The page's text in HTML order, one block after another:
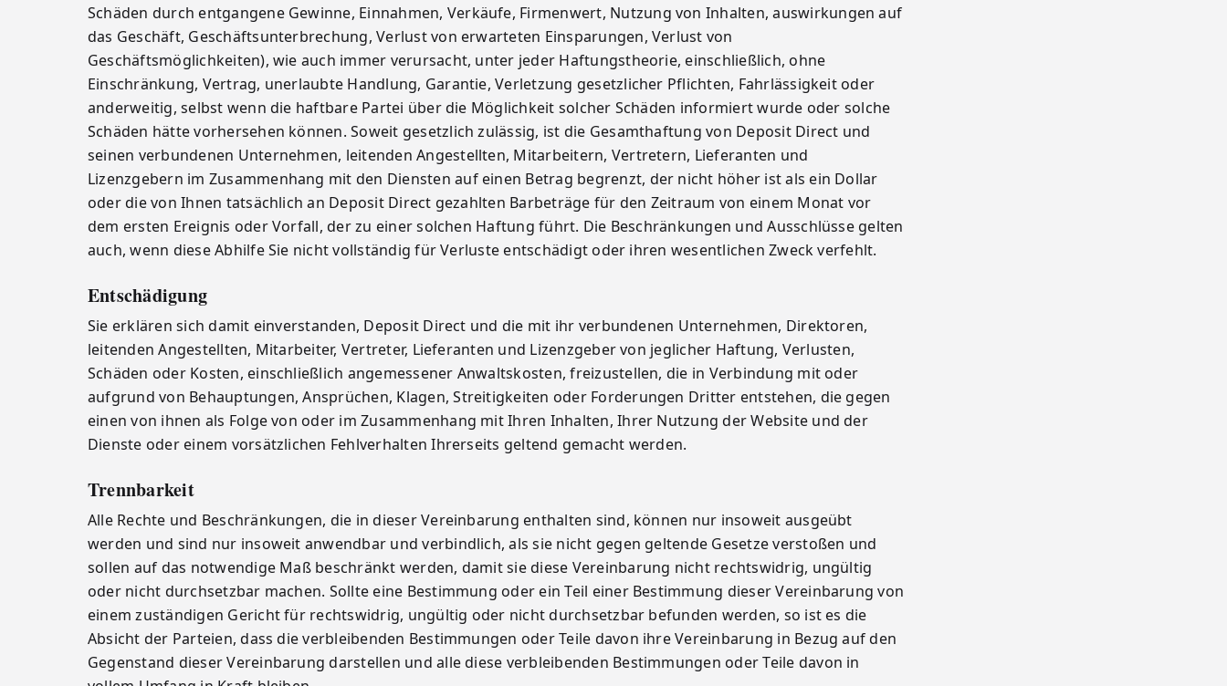
Schäden durch entgangene Gewinne, Einnahmen, Verkäufe, Firmenwert, Nutzung von Inhalten, auswirkungen auf
das Geschäft, Geschäftsunterbrechung, Verlust von erwarteten Einsparungen, Verlust von
Geschäftsmöglichkeiten), wie auch immer verursacht, unter jeder Haftungstheorie, einschließlich, ohne
Einschränkung, Vertrag, unerlaubte Handlung, Garantie, Verletzung gesetzlicher Pflichten, Fahrlässigkeit oder
anderweitig, selbst wenn die haftbare Partei über die Möglichkeit solcher Schäden informiert wurde oder solche
Schäden hätte vorhersehen können. Soweit gesetzlich zulässig, ist die Gesamthaftung von Deposit Direct und
seinen verbundenen Unternehmen, leitenden Angestellten, Mitarbeitern, Vertretern, Lieferanten und
Lizenzgebern im Zusammenhang mit den Diensten auf einen Betrag begrenzt, der nicht höher ist als ein Dollar
oder die von Ihnen tatsächlich an Deposit Direct gezahlten Barbeträge für den Zeitraum von einem Monat vor
dem ersten Ereignis oder Vorfall, der zu einer solchen Haftung führt. Die Beschränkungen und Ausschlüsse gelten
auch, wenn diese Abhilfe Sie nicht vollständig für Verluste entschädigt oder ihren wesentlichen Zweck verfehlt.
Entschädigung
Sie erklären sich damit einverstanden, Deposit Direct und die mit ihr verbundenen Unternehmen, Direktoren,
leitenden Angestellten, Mitarbeiter, Vertreter, Lieferanten und Lizenzgeber von jeglicher Haftung, Verlusten,
Schäden oder Kosten, einschließlich angemessener Anwaltskosten, freizustellen, die in Verbindung mit oder
aufgrund von Behauptungen, Ansprüchen, Klagen, Streitigkeiten oder Forderungen Dritter entstehen, die gegen
einen von ihnen als Folge von oder im Zusammenhang mit Ihren Inhalten, Ihrer Nutzung der Website und der
Dienste oder einem vorsätzlichen Fehlverhalten Ihrerseits geltend gemacht werden.
Trennbarkeit
Alle Rechte und Beschränkungen, die in dieser Vereinbarung enthalten sind, können nur insoweit ausgeübt
werden und sind nur insoweit anwendbar und verbindlich, als sie nicht gegen geltende Gesetze verstoßen und
sollen auf das notwendige Maß beschränkt werden, damit sie diese Vereinbarung nicht rechtswidrig, ungültig
oder nicht durchsetzbar machen. Sollte eine Bestimmung oder ein Teil einer Bestimmung dieser Vereinbarung von
einem zuständigen Gericht für rechtswidrig, ungültig oder nicht durchsetzbar befunden werden, so ist es die
Absicht der Parteien, dass die verbleibenden Bestimmungen oder Teile davon ihre Vereinbarung in Bezug auf den
Gegenstand dieser Vereinbarung darstellen und alle diese verbleibenden Bestimmungen oder Teile davon in